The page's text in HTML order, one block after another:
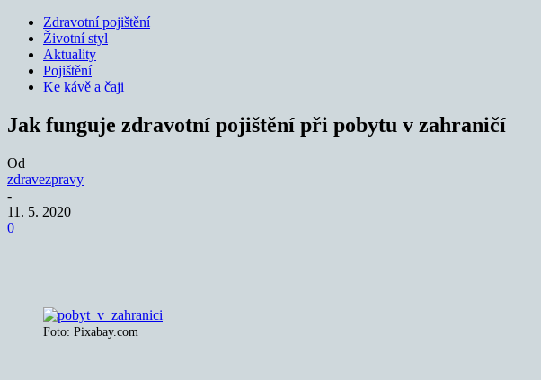
Zdravotní pojištění
Životní styl
Aktuality
Pojištění
Ke kávě a čaji
Jak funguje zdravotní pojištění při pobytu v zahraničí
Od
zdravezpravy
-
11. 5. 2020
0
Foto: Pixabay.com